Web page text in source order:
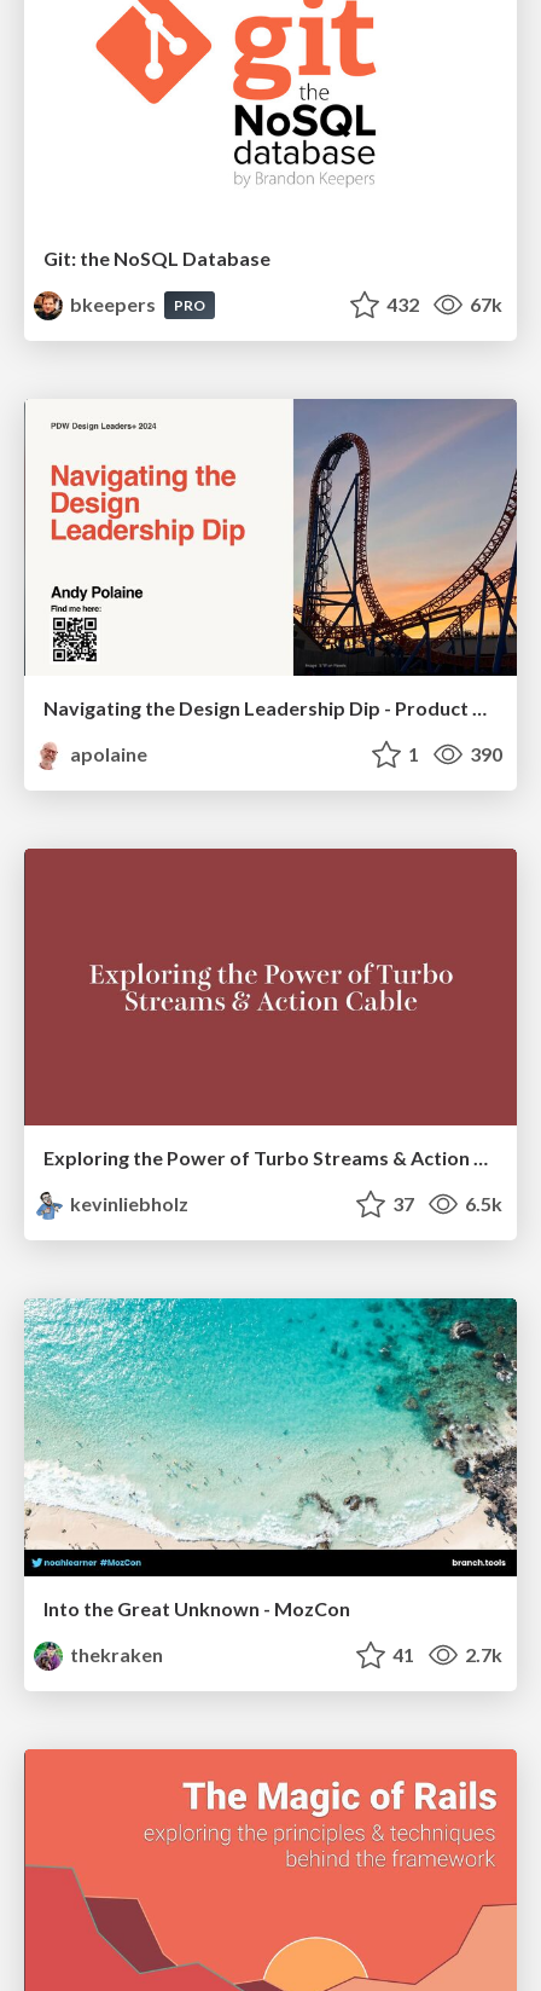
Git: the NoSQL Database
bkeepers
PRO 432 67k
Navigating the Design Leadership Dip - Product Design Week Design Leaders+ Conference 2024
apolaine
1 390
Exploring the Power of Turbo Streams & Action Cable | RailsConf2023
kevinliebholz
37 6.5k
Into the Great Unknown - MozCon
thekraken
41 2.7k